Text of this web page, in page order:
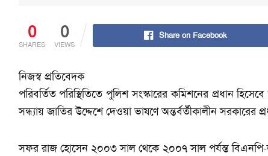
0
SHARES
0
VIEWS
Share on Facebook
নিজস্ব প্রতিবেদক
পরিবর্তিত পরিস্থিতিতে পুলিশ সংস্কারের কমিশনের প্রধান
সন্ধ্যায় জাতির উদ্দেশে দেওয়া ভাষণে অন্তর্বর্তীকালীন
সফর রাজ হোসেন ২০০৩ সাল থেকে ২০০৭ সাল পর্যন্ত বিএনপি-